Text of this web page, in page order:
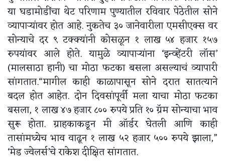
या घडामोडींचा थेट परिणाम पुण्यातील रविवार पेठेतील सोने
व्यापाऱ्यांवर होत आहे. नुकतेच ३० जानेवारीला एमसीएक्स वर
सोन्याचे दर ९ टक्क्यांनी कोसळून १ लाख ५४ हजार १५७
रुपयांवर आले होते. यामुळे व्यापाऱ्यांना ‘इन्व्हेंटरी लॉस’
(मालसाठा हानी) चा मोठा फटका बसला असल्याचं व्यापारी
सांगतात.“मागील काही काळापासून सोने दरात सातत्याने
बदल होत आहेत. दोन दिवसांपूर्वी मला याचा मोठा फटका
बसला, १ लाख ४७ हजार ८०० रुपये प्रति १० ग्रॅम सोन्याचा भाव
सुरू होता. ग्राहकाकडून मी ऑर्डर घेतली आणि काही
तासांमध्येच भाव वाढून १ लाख ५२ हजार ५०० रुपये झाला,”
‘मेड ज्वेलर्स’चे राकेश दीक्षित सांगतात.